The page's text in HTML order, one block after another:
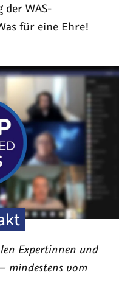
der WAS-
für eine Ehre!
Expertinnen und
mindestens vom